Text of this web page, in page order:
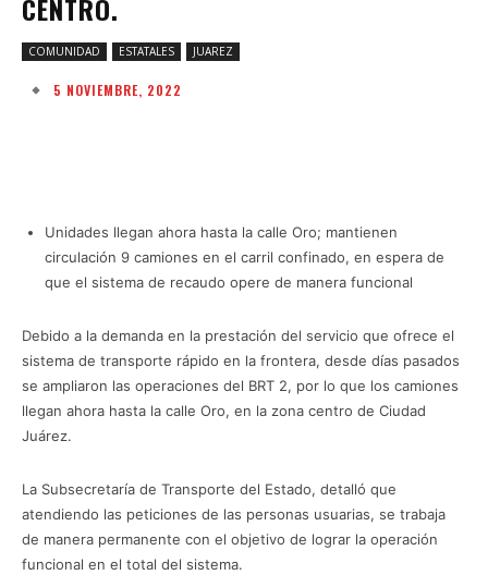
CENTRO.
COMUNIDAD ESTATALES JUAREZ
5 NOVIEMBRE, 2022
Unidades llegan ahora hasta la calle Oro; mantienen
circulación 9 camiones en el carril confinado, en espera de
que el sistema de recaudo opere de manera funcional
Debido a la demanda en la prestación del servicio que ofrece el
sistema de transporte rápido en la frontera, desde días pasados
se ampliaron las operaciones del BRT 2, por lo que los camiones
llegan ahora hasta la calle Oro, en la zona centro de Ciudad
Juárez.
La Subsecretaría de Transporte del Estado, detalló que
atendiendo las peticiones de las personas usuarias, se trabaja
de manera permanente con el objetivo de lograr la operación
funcional en el total del sistema.